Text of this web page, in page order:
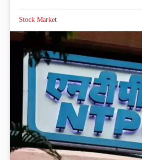
Stock Market